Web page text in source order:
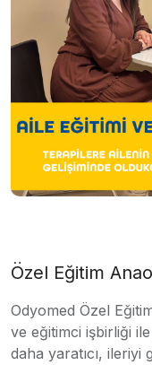
Özel Eğitim
Odyomed Özel
ve eğitimci işbirliği
daha yaratıcı,